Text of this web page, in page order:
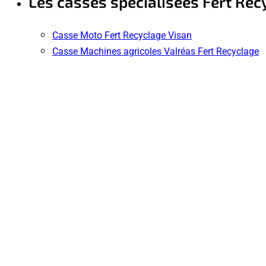
Casse Moto Fert Recyclage Visan
Casse Machines agricoles Valréas Fert Recyclage